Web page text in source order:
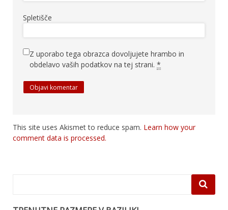
Spletišče
Z uporabo tega obrazca dovoljujete hrambo in
obdelavo vaših podatkov na tej strani. *
This site uses Akismet to reduce spam. Learn how your
comment data is processed.